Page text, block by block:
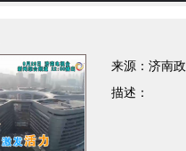
来源：济南
描述：